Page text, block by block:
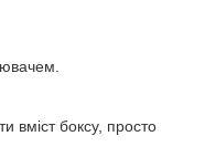
вміст боксу, просто